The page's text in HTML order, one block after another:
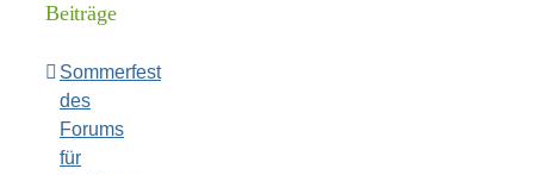
Beiträge
Sommerfest
des
Forums
für